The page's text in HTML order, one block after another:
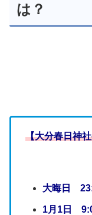
は？
【大分春日神
大晦日
1月1日